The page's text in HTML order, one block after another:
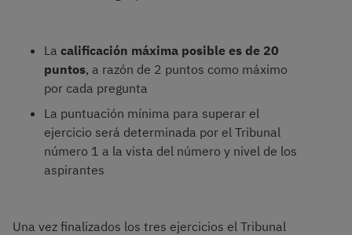
La calificación máxima posible es de 20
puntos, a razón de 2 puntos como máximo
por cada pregunta
La puntuación mínima para superar el
ejercicio será determinada por el Tribunal
número 1 a la vista del número y nivel de los
aspirantes
Una vez finalizados los tres ejercicios el Tribunal